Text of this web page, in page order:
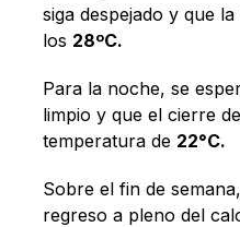
siga despejado y que
los 28ºC.
Para la noche, se
limpio y que el cierre
temperatura de 22°C.
Sobre el fin de
regreso a pleno del